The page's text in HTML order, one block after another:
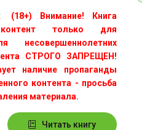
(18+) Внимание! Книга
только для
несовершеннолетних
СТРОГО ЗАПРЕЩЕН!
наличие пропаганды
контента - просьба
материала.
Читать книгу